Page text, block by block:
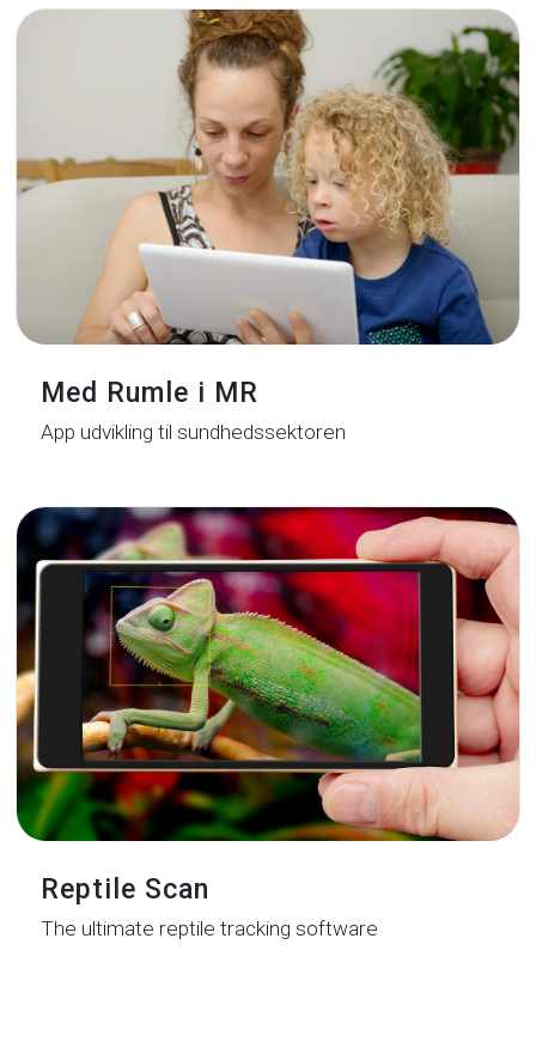
Med Rumle i MR
App udvikling til sundhedssektoren
Reptile Scan
The ultimate reptile tracking software